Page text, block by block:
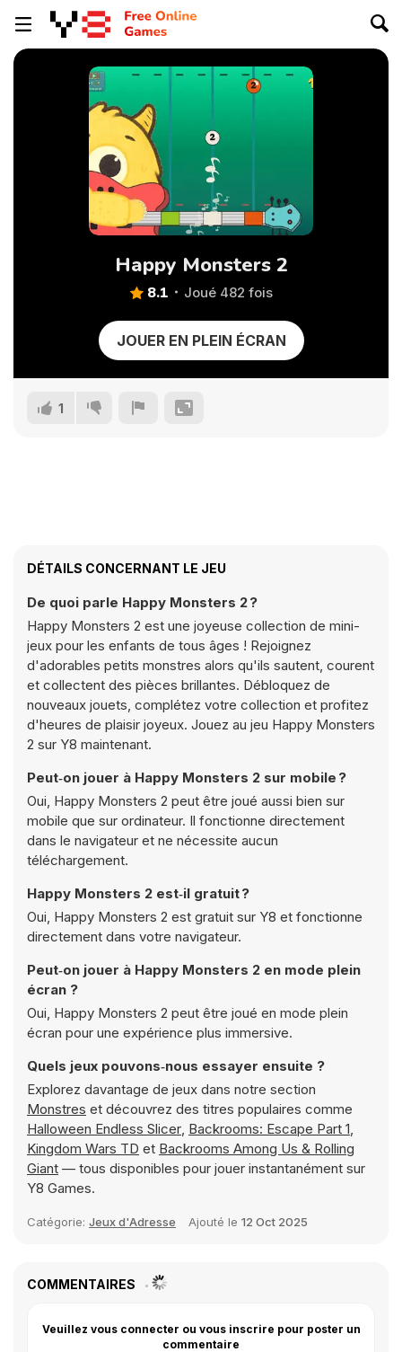
Happy Monsters 2
8.1 Joué 482 fois
JOUER EN PLEIN ÉCRAN
1
DÉTAILS CONCERNANT LE JEU
De quoi parle Happy Monsters 2 ?
Happy Monsters 2 est une joyeuse collection de mini-
jeux pour les enfants de tous âges ! Rejoignez
d'adorables petits monstres alors qu'ils sautent, courent
et collectent des pièces brillantes. Débloquez de
nouveaux jouets, complétez votre collection et profitez
d'heures de plaisir joyeux. Jouez au jeu Happy Monsters
2 sur Y8 maintenant.
Peut‑on jouer à Happy Monsters 2 sur mobile ?
Oui, Happy Monsters 2 peut être joué aussi bien sur
mobile que sur ordinateur. Il fonctionne directement
dans le navigateur et ne nécessite aucun
téléchargement.
Happy Monsters 2 est‑il gratuit ?
Oui, Happy Monsters 2 est gratuit sur Y8 et fonctionne
directement dans votre navigateur.
Peut‑on jouer à Happy Monsters 2 en mode plein
écran ?
Oui, Happy Monsters 2 peut être joué en mode plein
écran pour une expérience plus immersive.
Quels jeux pouvons‑nous essayer ensuite ?
Explorez davantage de jeux dans notre section
Monstres et découvrez des titres populaires comme
Halloween Endless Slicer, Backrooms: Escape Part 1,
Kingdom Wars TD et Backrooms Among Us & Rolling
Giant — tous disponibles pour jouer instantanément sur
Y8 Games.
Catégorie: Jeux d'Adresse Ajouté le 12 Oct 2025
COMMENTAIRES
Veuillez vous connecter ou vous inscrire pour poster un
commentaire